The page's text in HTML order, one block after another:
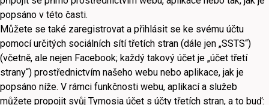
popsáno v této časti.
Můžete se také zaregistrovat a přihlásit se ke svému účtu
pomocí určitých sociálních sítí třetích stran (dále jen „SSTS“)
(včetně, ale nejen Facebook; každý takový účet je „účet třetí
strany“) prostřednictvím našeho webu nebo aplikace, jak je
popsáno níže. V rámci funkčnosti webu, aplikací a služeb
můžete propojit svůj Tymosia účet s účty třetích stran, a to buď: